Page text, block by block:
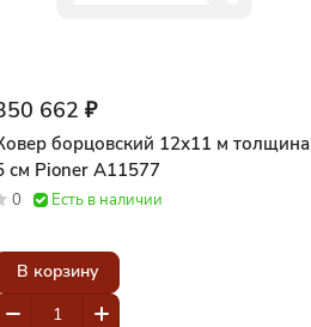
662 ₽
борцовский 12х11 м толщина
см Pioner A11577
0 Есть в наличии
В корзину